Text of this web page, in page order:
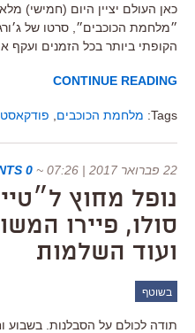
״מלחמת הכוכבים״, סרטו של
הקופתי ביותר בכל הזמנים ועקף
CONTINUE READING
Tags: מלחמת הכוכבים
22 פברואר 2017 | 07:26 ~
0 COMMENTS
נופל מחוץ
סולו, פיירו
ועוד השלמות
בשוטף
תודה לכולם על הסבלנות. בשבוע